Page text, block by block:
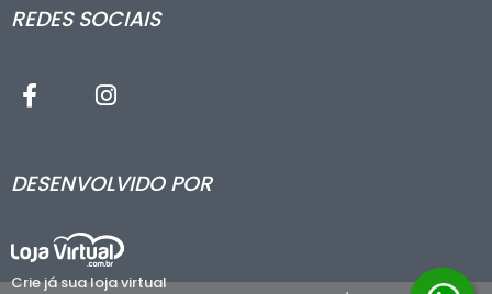
REDES SOCIAIS
DESENVOLVIDO POR
Crie já sua loja virtual